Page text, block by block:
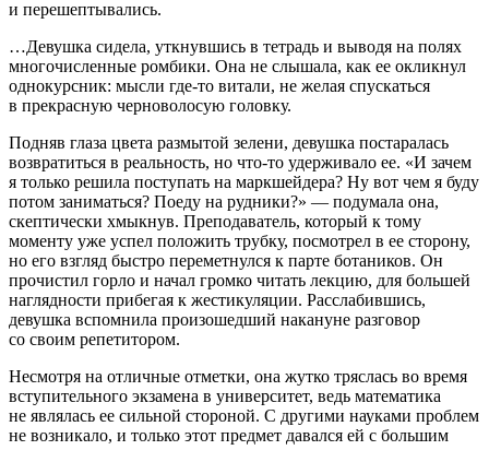
и перешептывались.
…Девушка сидела, уткнувшись в тетрадь и выводя на полях
многочисленные ромбики. Она не слышала, как ее окликнул
однокурсник: мысли где-то витали, не желая спускаться
в прекрасную черноволосую головку.
Подняв глаза цвета размытой зелени, девушка постаралась
возвратиться в реальность, но что-то удерживало ее. «И зачем
я только решила поступать на маркшейдера? Ну вот чем я буду
потом заниматься? Поеду на рудники?» — подумала она,
скептически хмыкнув. Преподаватель, который к тому
моменту уже успел положить трубку, посмотрел в ее сторону,
но его взгляд быстро переметнулся к парте ботаников. Он
прочистил горло и начал громко читать лекцию, для большей
наглядности прибегая к жестикуляции. Расслабившись,
девушка вспомнила произошедший накануне разговор
со своим репетитором.
Несмотря на отличные отметки, она жутко тряслась во время
вступительного экзамена в университет, ведь математика
не являлась ее сильной стороной. С другими науками проблем
не возникало, и только этот предмет давался ей с большим